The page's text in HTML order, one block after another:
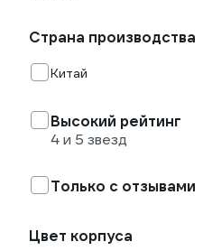
Страна производства
Китай
Высокий рейтинг
4 и 5 звезд
Только с отзывами
Цвет корпуса